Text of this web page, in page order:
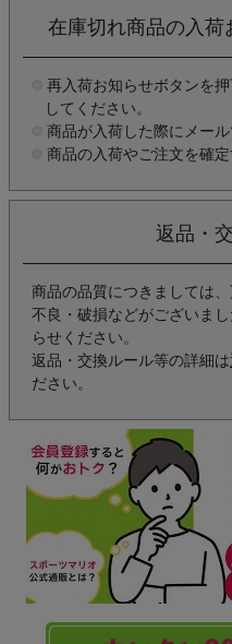
在庫切れ商品の入荷
再入荷お知らせボタンを
してください。
商品が入荷した際にメール
商品の入荷やご注文を確
返品・
商品の品質につきましては
不良・破損などがございま
らせください。
返品・交換ルール等の詳細は
ださい。